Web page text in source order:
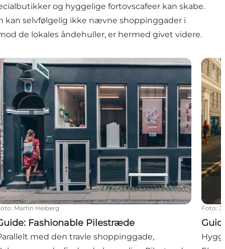
og hyggelige fortovscafeer kan skabe.
kan selvfølgelig ikke nævne shoppinggader i
de lokales åndehuller, er hermed givet videre.
Fashionable Pilestræde
: Martin Heiberg
Fashionable Pilestræde
med den travle shoppinggade,
Foto: